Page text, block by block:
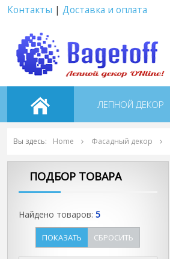
Контакты | Доставка и оплата
ЛЕПНОЙ ДЕКОР
Вы здесь: Home Фасадный декор
ПОДБОР ТОВАРА
Найдено товаров: 5
ПОКАЗАТЬ СБРОСИТЬ